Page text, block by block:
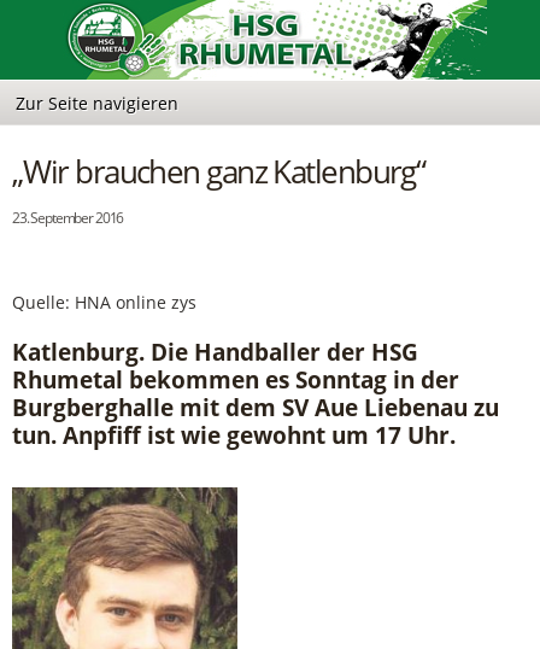
„Wir brauchen ganz Katlenburg“
23. September 2016
Quelle: HNA online zys
Katlenburg. Die Handballer der HSG
Rhumetal bekommen es Sonntag in der
Burgberghalle mit dem SV Aue Liebenau zu
tun. Anpfiff ist wie gewohnt um 17 Uhr.